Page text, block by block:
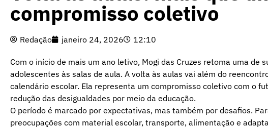
compromisso coletivo
Redação janeiro 24, 2026 12:10
Com o início de mais um ano letivo, Mogi das Cruzes retoma uma
adolescentes às salas de aula. A volta às aulas vai além do
calendário escolar. Ela representa um compromisso coletivo com o
redução das desigualdades por meio da educação.
O período é marcado por expectativas, mas também por desafios.
preocupações com material escolar, transporte, alimentação e